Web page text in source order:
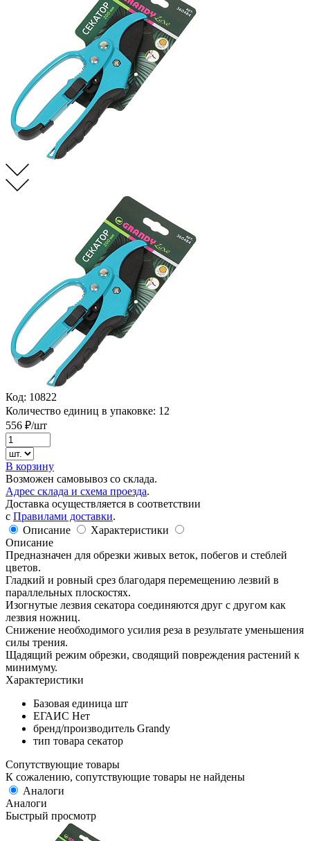
Код: 10822
Количество единиц в упаковке: 12
556 ₽/шт
В корзину
Возможен самовывоз со склада.
Адрес склада и схема проезда.
Доставка осуществляется в соответствии
с Правилами доставки.
Описание
Характеристики
Описание
Предназначен для обрезки живых веток, побегов и стеблей
цветов.
Гладкий и ровный срез благодаря перемещению лезвий в
параллельных плоскостях.
Изогнутые лезвия секатора соединяются друг с другом как
лезвия ножниц.
Снижение необходимого усилия реза в результате уменьшения
силы трения.
Щадящий режим обрезки, сводящий повреждения растений к
минимуму.
Характеристики
Базовая единица шт
ЕГАИС Нет
бренд/производитель Grandy
тип товара секатор
Сопутствующие товары
К сожалению, сопутствующие товары не найдены
Аналоги
Аналоги
Быстрый просмотр